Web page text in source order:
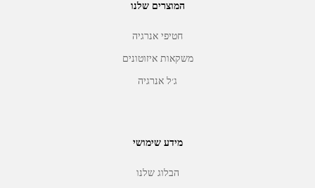
המוצרים שלנו
חטיפי אנרגיה
משקאות איזוטונים
ג׳ל אנרגיה
מידע שימושי
הבלוג שלנו